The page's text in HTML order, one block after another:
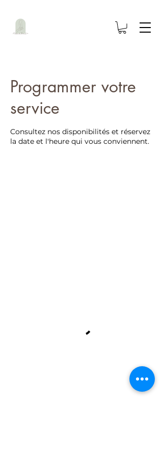
Programmer votre
service
Consultez nos disponibilités et réservez
la date et l'heure qui vous conviennent.